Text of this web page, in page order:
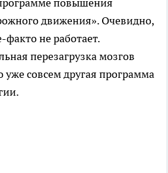
движения». Очевидно,
не работает.
перезагрузка мозгов
уже совсем другая программа